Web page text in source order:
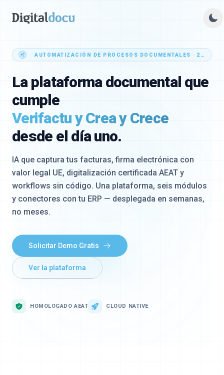
AUTOMATIZACIÓN DE PROCESOS DOCUMENTALES · 2026
La plataforma documental que
cumple
Verifactu y Crea y Crece
desde el día uno.
IA que captura tus facturas, firma electrónica con
valor legal UE, digitalización certificada AEAT y
workflows sin código. Una plataforma, seis módulos
y conectores con tu ERP — desplegada en semanas,
no meses.
Solicitar Demo Gratis
Ver la plataforma
HOMOLOGADO AEAT CLOUD NATIVE